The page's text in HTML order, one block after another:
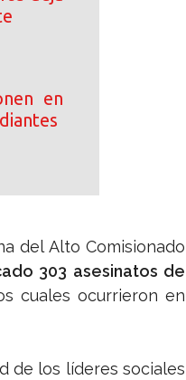
en
del Alto Comisionado
303 asesinatos de
cuales ocurrieron en
de los líderes sociales